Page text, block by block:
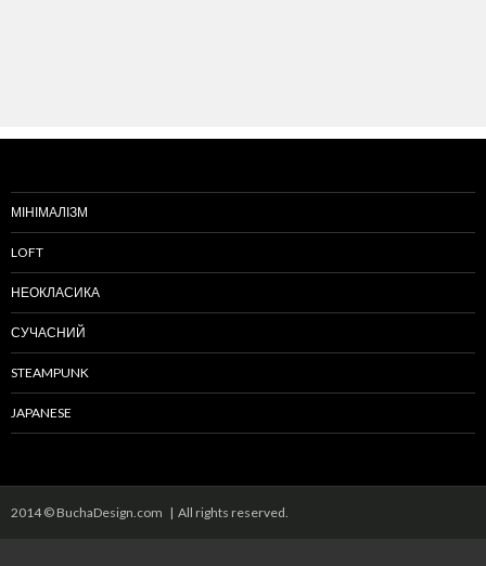
МІНІМАЛІЗМ
LOFT
НЕОКЛАСИКА
СУЧАСНИЙ
STEAMPUNK
JAPANESE
2014 © BuchaDesign.com | All rights reserved.